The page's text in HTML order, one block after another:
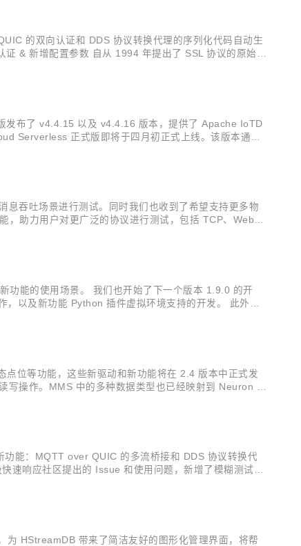
的双向认证和 DDS 协议转换代理的序列化代码自动生
& 新增配置参数 自从 1994 年提出了 SSL 协议的原始规
布了 v4.4.15 以及 v4.4.16 版本，提供了 Apache IoTD
Serverless 正式版即将于四月初正式上线。该版本通过
吞吐场景进行测试。同时我们也收到了希望支持更多物
助力用户对更广泛的协议进行测试，包括 TCP、WebSo
功能的使用场景。 我们也开始了下一个版本 1.9.0 的开
以及新功能 Python 插件虚拟环境支持的开发。 此外，2
位等功能，这些新驱动和新功能将在 2.4 版本中正式发
操作。MMS 中的多种数据类型也已经映射到 Neuron 类
能：MQTT over QUIC 的多流桥接和 DDS 协议转换代
速响应社区提出的 Issue 和使用问题，新增了模糊测试用
HStreamDB 带来了简洁友好的图形化管理界面，将帮